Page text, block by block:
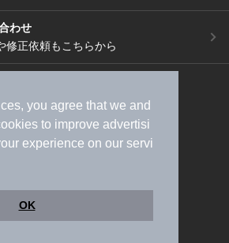
you agree that we and
to improve advertisi
experience on our servi
OK
わせ
修正依頼もこちらから
資料請求）
広告出稿のご案内
ライフスタイルMEMBERS+規約
基づく表記
ヘルプ
採用情報